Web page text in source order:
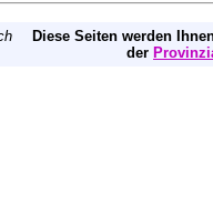
Diese Seiten werden
der